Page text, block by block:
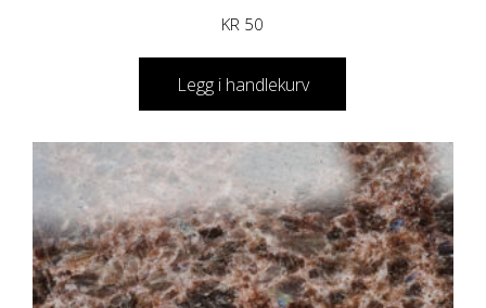
KR 50
Legg i handlekurv